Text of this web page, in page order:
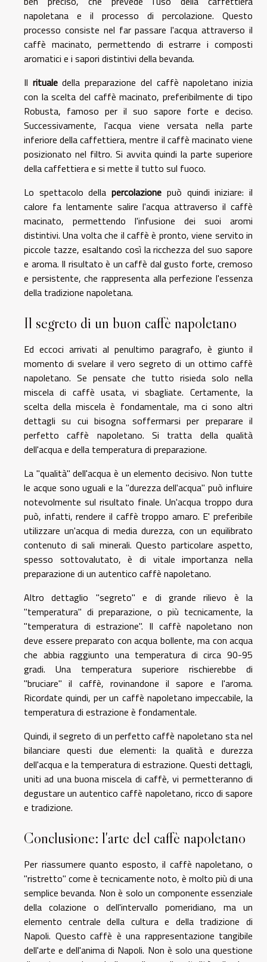
napoletana e il processo di percolazione. Questo
processo consiste nel far passare l'acqua attraverso il
caffè macinato, permettendo di estrarre i composti
aromatici e i sapori distintivi della bevanda.
Il ritualedella preparazione del caffè napoletano inizia
con la scelta del caffè macinato, preferibilmente di tipo
Robusta, famoso per il suo sapore forte e deciso.
Successivamente, l'acqua viene versata nella parte
inferiore della caffettiera, mentre il caffè macinato viene
posizionato nel filtro. Si avvita quindi la parte superiore
della caffettiera e si mette il tutto sul fuoco.
Lo spettacolo dellapercolazione può quindi iniziare: il
calore fa lentamente salire l'acqua attraverso il caffè
macinato, permettendo l'infusione dei suoi aromi
distintivi. Una volta che il caffè è pronto, viene servito in
piccole tazze, esaltando così la ricchezza del suo sapore
e aroma. Il risultato è un caffè dal gusto forte, cremoso
e persistente, che rappresenta alla perfezione l'essenza
della tradizione napoletana.
Il segreto di un buon caffè napoletano
Ed eccoci arrivati al penultimo paragrafo, è giunto il
momento di svelare il vero segreto di un ottimo caffè
napoletano. Se pensate che tutto risieda solo nella
miscela di caffè usata, vi sbagliate. Certamente, la
scelta della miscela è fondamentale, ma ci sono altri
dettagli su cui bisogna soffermarsi per preparare il
perfetto caffè napoletano. Si tratta della qualità
dell'acqua e della temperatura di preparazione.
La "qualità" dell'acqua è un elemento decisivo. Non tutte
le acque sono uguali e la "durezza dell'acqua" può influire
notevolmente sul risultato finale. Un'acqua troppo dura
può, infatti, rendere il caffè troppo amaro. E' preferibile
utilizzare un'acqua di media durezza, con un equilibrato
contenuto di sali minerali. Questo particolare aspetto,
spesso sottovalutato, è di vitale importanza nella
preparazione di un autentico caffè napoletano.
Altro dettaglio "segreto" e di grande rilievo è la
"temperatura" di preparazione, o più tecnicamente, la
"temperatura di estrazione". Il caffè napoletano non
deve essere preparato con acqua bollente, ma con acqua
che abbia raggiunto una temperatura di circa 90-95
gradi. Una temperatura superiore rischierebbe di
"bruciare" il caffè, rovinandone il sapore e l'aroma.
Ricordate quindi, per un caffè napoletano impeccabile, la
temperatura di estrazione è fondamentale.
Quindi, il segreto di un perfetto caffè napoletano sta nel
bilanciare questi due elementi: la qualità e durezza
dell'acqua e la temperatura di estrazione. Questi dettagli,
uniti ad una buona miscela di caffè, vi permetteranno di
degustare un autentico caffè napoletano, ricco di sapore
e tradizione.
Conclusione: l'arte del caffè napoletano
Per riassumere quanto esposto, il caffè napoletano, o
"ristretto" come è tecnicamente noto, è molto più di una
semplice bevanda. Non è solo un componente essenziale
della colazione o dell'intervallo pomeridiano, ma un
elemento centrale della cultura e della tradizione di
Napoli. Questo caffè è una rappresentazione tangibile
dell'arte e dell'anima di Napoli. Non è solo una questione